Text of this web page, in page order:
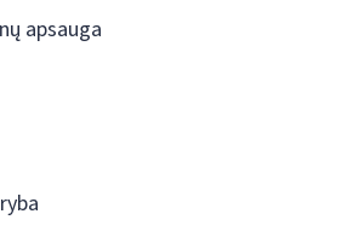
apsauga